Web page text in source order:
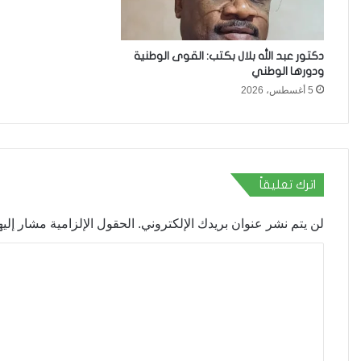
دكتور عبد الله بلال بكتب: القوى الوطنية
ودورها الوطني
5 أغسطس، 2026
اترك تعليقاً
لن يتم نشر عنوان بريدك الإلكتروني. الحقول الإلزامية مشار